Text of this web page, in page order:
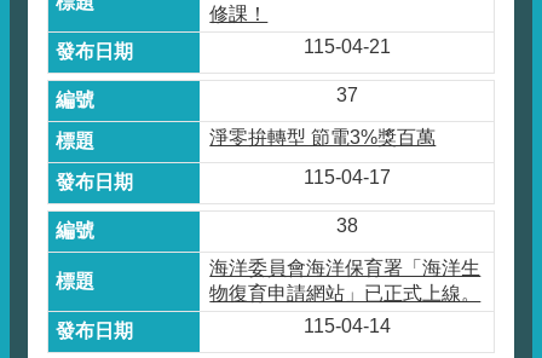
修課！
115-04-21
37
淨零拚轉型 節電3%獎百萬
115-04-17
38
海洋委員會海洋保育署「海洋生
物復育申請網站」已正式上線。
115-04-14